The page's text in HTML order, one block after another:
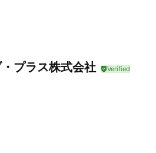
プラス株式会社